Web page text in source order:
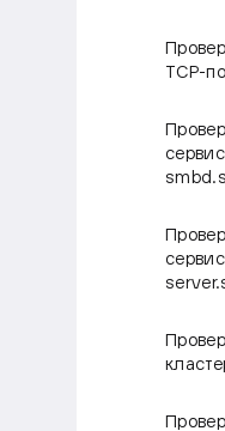
TCP-